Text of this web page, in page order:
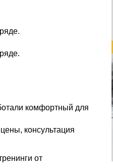
комфортный для
консультация
от